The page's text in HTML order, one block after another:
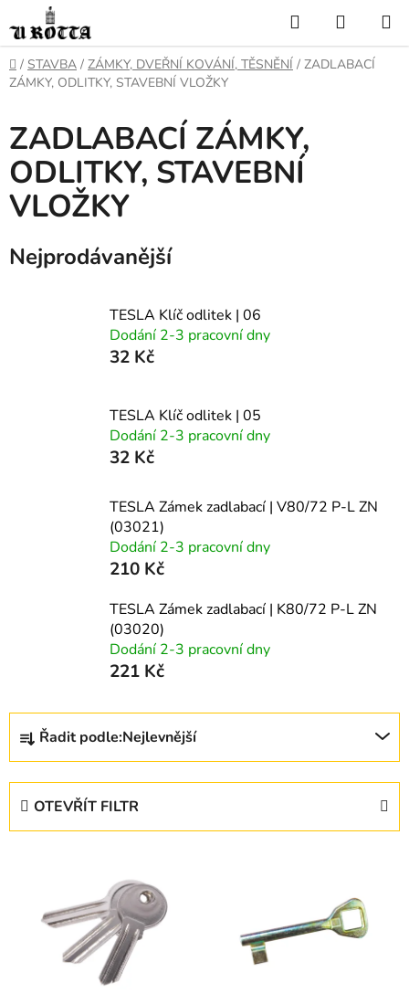
na
obsah
Hledat
KOŠÍK
DOMŮ
/ STAVBA / ZÁMKY, DVEŘNÍ KOVÁNÍ, TĚSNĚNÍ / ZADLABACÍ
ZÁMKY, ODLITKY, STAVEBNÍ VLOŽKY
ZADLABACÍ ZÁMKY,
ODLITKY, STAVEBNÍ
VLOŽKY
Nejprodávanější
TESLA Klíč odlitek | 06
Dodání 2-3 pracovní dny
32 Kč
TESLA Klíč odlitek | 05
Dodání 2-3 pracovní dny
32 Kč
TESLA Zámek zadlabací | V80/72 P-L ZN
(03021)
Dodání 2-3 pracovní dny
210 Kč
TESLA Zámek zadlabací | K80/72 P-L ZN
(03020)
Dodání 2-3 pracovní dny
221 Kč
Ř
z
Řadit podle:Nejlevnější
OTEVŘÍT FILTR